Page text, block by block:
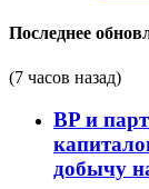
Последнее
(7 часов назад)
BP и
добычу